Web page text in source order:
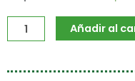
Añadir al